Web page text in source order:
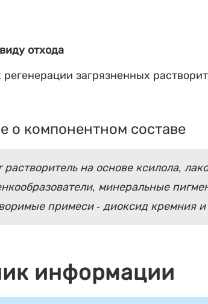
отхода
регенерации загрязненных
о компонентном составе
на основе ксилола,
минеральные
примеси - диоксид кремния и
информации